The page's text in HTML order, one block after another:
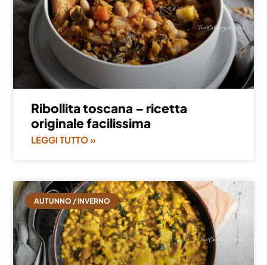
Ribollita toscana – ricetta
originale facilissima
LEGGI TUTTO »
AUTUNNO / INVERNO